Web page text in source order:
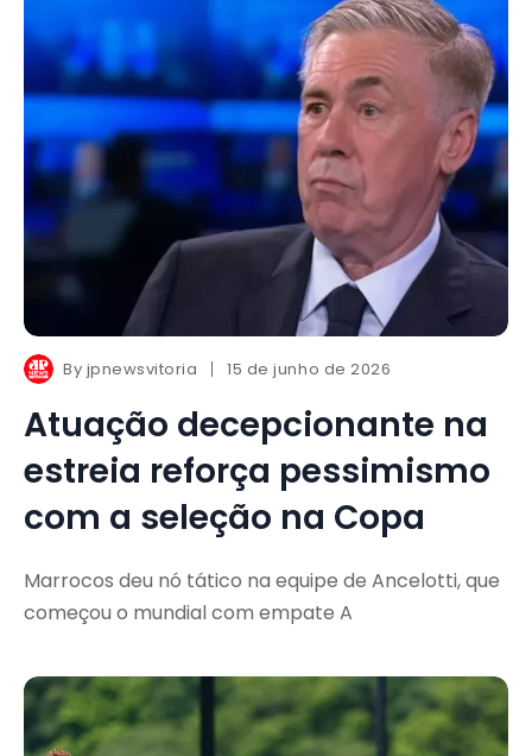
By jpnewsvitoria 15 de junho de 2026
Atuação decepcionante na
estreia reforça pessimismo
com a seleção na Copa
Marrocos deu nó tático na equipe de Ancelotti, que
começou o mundial com empate A